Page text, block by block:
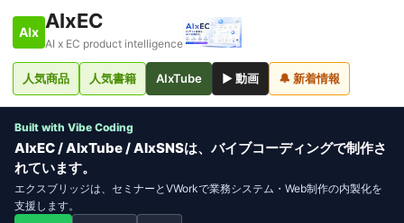
AIx AIxEC
AI x EC product intelligence
人気商品 人気書籍 AIxTube ▶ 動画 🔔 新着情報
Built with Vibe Coding
AIxEC / AIxTube / AIxSNSは、バイブコーディングで制作さ
れています。
エクスブリッジは、セミナーとVWorkで業務システム・Web制作の内製化を
支援します。